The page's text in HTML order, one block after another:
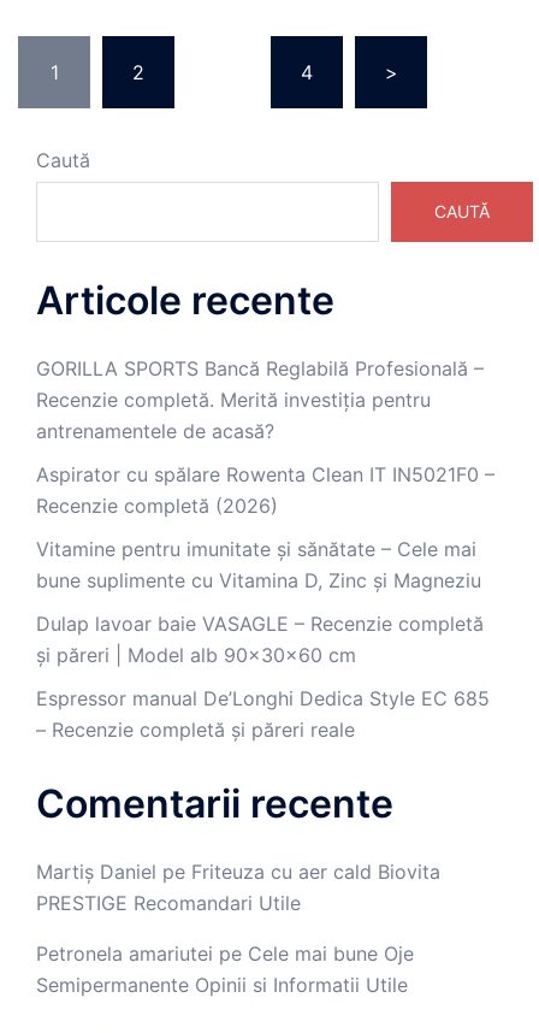
articole
1 2 4 >
Caută
CAUTĂ
Articole recente
GORILLA SPORTS Bancă Reglabilă Profesională –
Recenzie completă. Merită investiția pentru
antrenamentele de acasă?
Aspirator cu spălare Rowenta Clean IT IN5021F0 –
Recenzie completă (2026)
Vitamine pentru imunitate și sănătate – Cele mai
bune suplimente cu Vitamina D, Zinc și Magneziu
Dulap lavoar baie VASAGLE – Recenzie completă
și păreri | Model alb 90x30x60 cm
Espressor manual De’Longhi Dedica Style EC 685
– Recenzie completă și păreri reale
Comentarii recente
Martiș Daniel pe Friteuza cu aer cald Biovita
PRESTIGE Recomandari Utile
Petronela amariutei pe Cele mai bune Oje
Semipermanente Opinii si Informatii Utile